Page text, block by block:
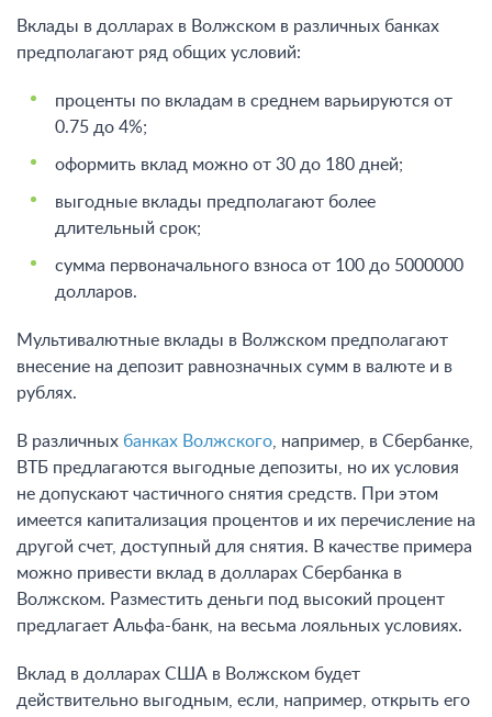
Вклады в долларах в Волжском в различных банках
предполагают ряд общих условий:
проценты по вкладам в среднем варьируются от
0.75 до 4%;
оформить вклад можно от 30 до 180 дней;
выгодные вклады предполагают более
длительный срок;
сумма первоначального взноса от 100 до 5000000
долларов.
Мультивалютные вклады в Волжском предполагают
внесение на депозит равнозначных сумм в валюте и в
рублях.
В различных банках Волжского , например, в Сбербанке,
ВТБ предлагаются выгодные депозиты, но их условия
не допускают частичного снятия средств. При этом
имеется капитализация процентов и их перечисление на
другой счет, доступный для снятия. В качестве примера
можно привести вклад в долларах Сбербанка в
Волжском. Разместить деньги под высокий процент
предлагает Альфа-банк, на весьма лояльных условиях.
Вклад в долларах США в Волжском будет
действительно выгодным, если, например, открыть его